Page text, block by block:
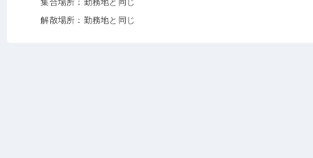
集合場所：勤務地と同じ
解散場所：勤務地と同じ